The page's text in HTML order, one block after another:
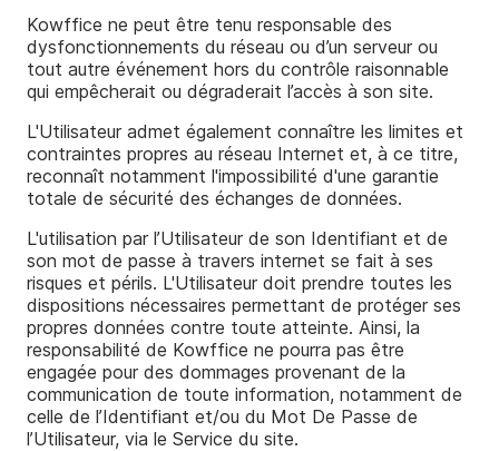
Kowffice ne peut être tenu responsable des
dysfonctionnements du réseau ou d’un serveur ou
tout autre événement hors du contrôle raisonnable
qui empêcherait ou dégraderait l’accès à son site.
L'Utilisateur admet également connaître les limites et
contraintes propres au réseau Internet et, à ce titre,
reconnaît notamment l'impossibilité d'une garantie
totale de sécurité des échanges de données.
L'utilisation par l’Utilisateur de son Identifiant et de
son mot de passe à travers internet se fait à ses
risques et périls. L'Utilisateur doit prendre toutes les
dispositions nécessaires permettant de protéger ses
propres données contre toute atteinte. Ainsi, la
responsabilité de Kowffice ne pourra pas être
engagée pour des dommages provenant de la
communication de toute information, notamment de
celle de l’Identifiant et/ou du Mot De Passe de
l’Utilisateur, via le Service du site.